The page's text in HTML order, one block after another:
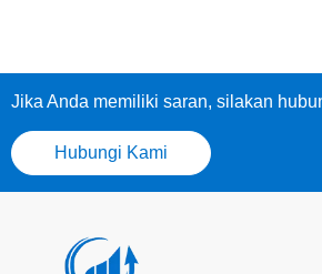
Jika Anda memiliki saran, silakan
Hubungi Kami